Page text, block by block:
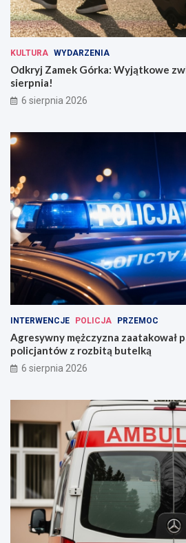
KULTURA WYDARZENIA
Odkryj Zamek Górka: Wyjątkowe
sierpnia!
6 sierpnia 2026
INTERWENCJE POLICJA PRZEMOC
Agresywny mężczyzna zaatakował
policjantów z rozbitą butelką
6 sierpnia 2026